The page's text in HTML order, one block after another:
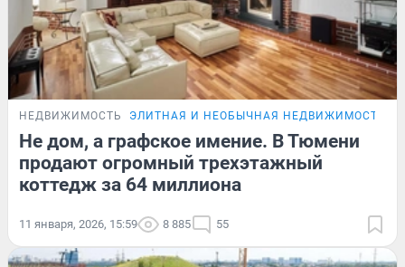
НЕДВИЖИМОСТЬ ЭЛИТНАЯ И НЕОБЫЧНАЯ НЕДВИЖИМОСТЬ
Не дом, а графское имение. В Тюмени
продают огромный трехэтажный
коттедж за 64 миллиона
11 января, 2026, 15:59 8 885 55